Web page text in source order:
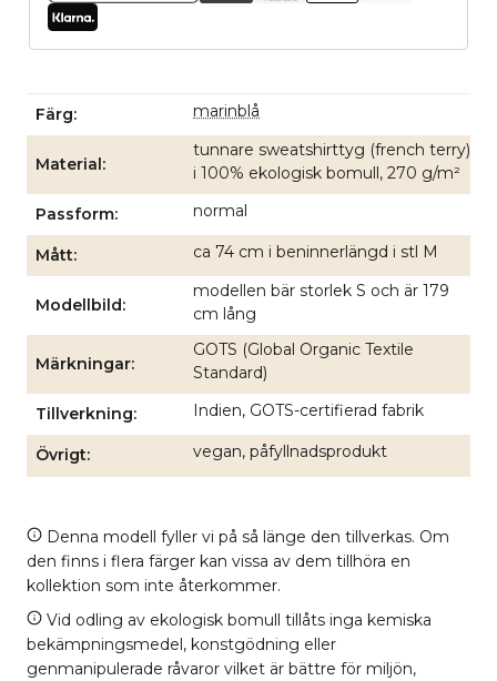
Färg marinblå
Material
tunnare sweatshirttyg (french terry)
i 100% ekologisk bomull, 270 g/m²
Passform normal
Mått ca 74 cm i beninnerlängd i stl M
Modellbild
modellen bär storlek S och är 179
cm lång
Märkningar
GOTS (Global Organic Textile
Standard)
Tillverkning Indien, GOTS-certifierad fabrik
Övrigt vegan, påfyllnadsprodukt
Denna modell fyller vi på så länge den tillverkas. Om
den finns i flera färger kan vissa av dem tillhöra en
kollektion som inte återkommer.
Vid odling av ekologisk bomull tillåts inga kemiska
bekämpningsmedel, konstgödning eller
genmanipulerade råvaror vilket är bättre för miljön,